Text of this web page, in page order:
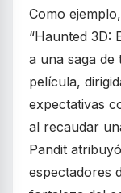
Como
“Haunted 3D:
a una saga de
película,
expectativas
al recaudar
Pandit
espectadores